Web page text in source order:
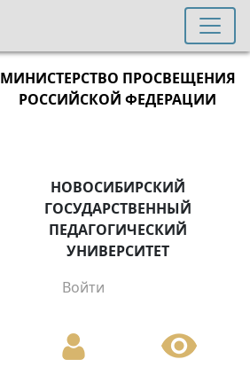
МИНИСТЕРСТВО ПРОСВЕЩЕНИЯ
РОССИЙСКОЙ ФЕДЕРАЦИИ
НОВОСИБИРСКИЙ
ГОСУДАРСТВЕННЫЙ
ПЕДАГОГИЧЕСКИЙ
УНИВЕРСИТЕТ
Войти